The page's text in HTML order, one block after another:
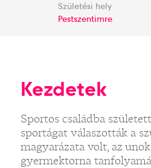
Születési hely
Pestszentimre
Kezdetek
Sportos családba
sportágat válaszották a
magyarázata volt, az
gyermektorna